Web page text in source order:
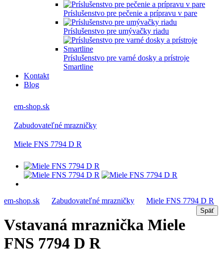
Príslušenstvo pre pečenie a prípravu v pare
Príslušenstvo pre umývačky riadu
Príslušenstvo pre varné dosky a prístroje
Smartline
Kontakt
Blog
em-shop.sk
Zabudovateľné mrazničky
Miele FNS 7794 D R
em-shop.sk Zabudovateľné mrazničky Miele FNS 7794 D R
Vstavaná mraznička Miele
FNS 7794 D R